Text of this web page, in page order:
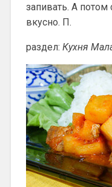
запивать. А потом
вкусно. П.
раздел: Кухня